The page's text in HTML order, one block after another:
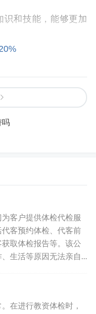
识和技能，能够更加
免个人信息泄露和身
便捷、高效、安全
吗
客户提供体检代检服
客预约体检、代客前
取体检报告等。该公
生活等原因无法亲自...
在进行教资体检时，